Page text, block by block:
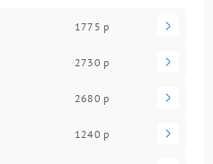
1775 р
2730 р
2680 р
1240 р